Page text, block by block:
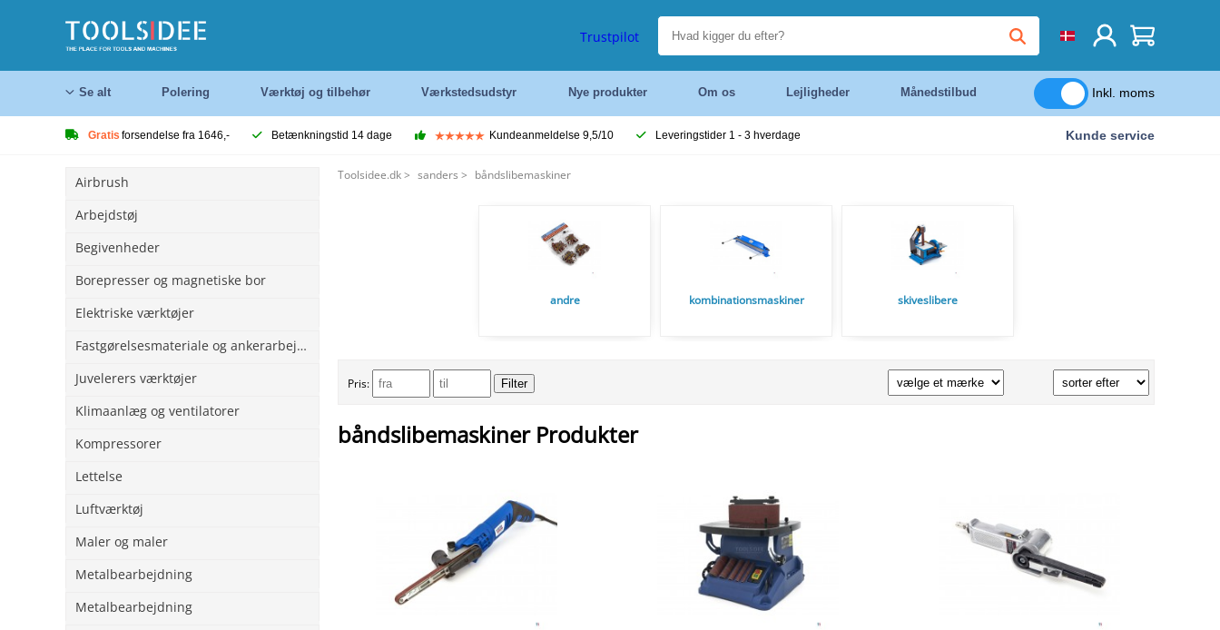
Trustpilot
Se alt Polering Værktøj og tilbehør Værkstedsudstyr Nye produkter Om os Lejligheder Månedstilbud Inkl. moms
Gratis forsendelse fra 1646,- Betænkningstid 14 dage Kundeanmeldelse 9,5/10 Leveringstider 1 - 3 hverdage Kunde service
Airbrush
Arbejdstøj
Begivenheder
Borepresser og magnetiske bor
Elektriske værktøjer
Fastgørelsesmateriale og ankerarbejde
Juvelerers værktøjer
Klimaanlæg og ventilatorer
Kompressorer
Lettelse
Luftværktøj
Maler og maler
Metalbearbejdning
Metalbearbejdning
Toolsidee.dk> sanders > båndslibemaskiner
andre kombinationsmaskiner skiveslibere
Pris:
båndslibemaskiner Produkter